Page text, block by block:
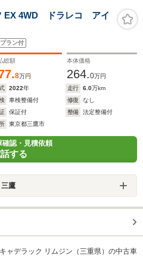
EX 4WD ドラレコ アイ
ラン付
総額
8万円
本体価格
264.0万円
2022年 走行 6.0万km
車検整備付 修復
なし
保証付 整備
法定整備付
東京都三鷹市
確認・見積依頼
する
鷹
キャデラック リムジン（三重県）の中古車